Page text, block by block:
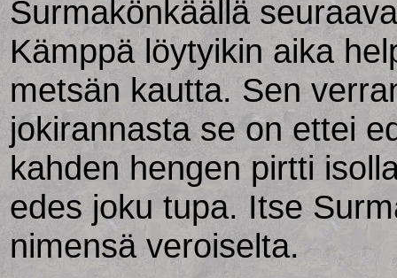
Surmakönkäällä
Kämppä löytyikin aika
metsän kautta. Sen
jokirannasta se on ettei
kahden hengen pirtti
edes joku tupa. Itse
nimensä veroiselta.